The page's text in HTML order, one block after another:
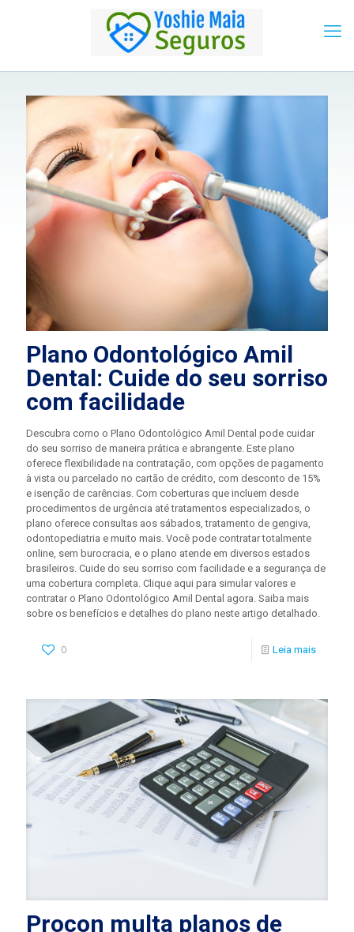
Plano Odontológico Amil
Dental: Cuide do seu sorriso
com facilidade
Descubra como o Plano Odontológico Amil Dental pode cuidar
do seu sorriso de maneira prática e abrangente. Este plano
oferece flexibilidade na contratação, com opções de pagamento
à vista ou parcelado no cartão de crédito, com desconto de 15%
e isenção de carências. Com coberturas que incluem desde
procedimentos de urgência até tratamentos especializados, o
plano oferece consultas aos sábados, tratamento de gengiva,
odontopediatria e muito mais. Você pode contratar totalmente
online, sem burocracia, e o plano atende em diversos estados
brasileiros. Cuide do seu sorriso com facilidade e a segurança de
uma cobertura completa. Clique aqui para simular valores e
contratar o Plano Odontológico Amil Dental agora. Saiba mais
sobre os benefícios e detalhes do plano neste artigo detalhado.
0 Leia mais
Procon multa planos de